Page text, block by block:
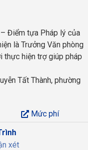
– Điểm tựa Pháp lý của
là Trưởng Văn phòng
thực hiện trợ giúp pháp
Tất Thành, phường
Mức phí
xét